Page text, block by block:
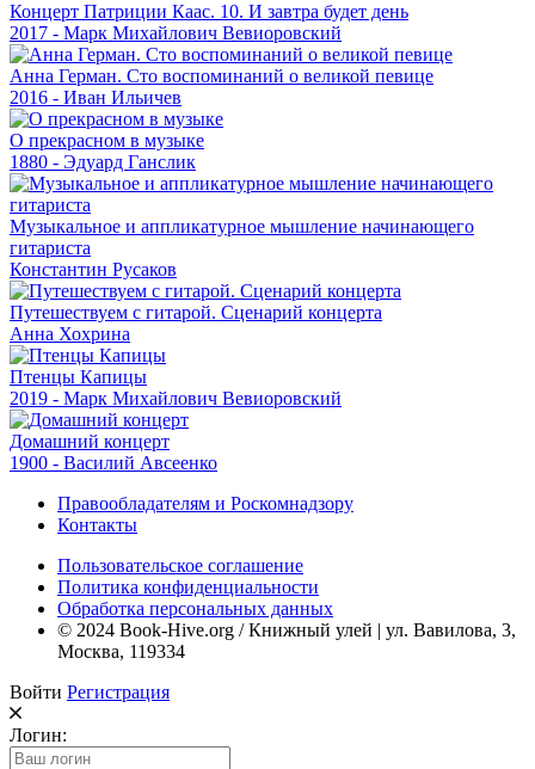
Концерт Патриции Каас. 10. И завтра будет день
2017 - Марк Михайлович Вевиоровский
Анна Герман. Сто воспоминаний о великой певице
2016 - Иван Ильичев
О прекрасном в музыке
1880 - Эдуард Ганслик
Музыкальное и аппликатурное мышление начинающего
гитариста
Константин Русаков
Путешествуем с гитарой. Сценарий концерта
Анна Хохрина
Птенцы Капицы
2019 - Марк Михайлович Вевиоровский
Домашний концерт
1900 - Василий Авсеенко
Правообладателям и Роскомнадзору
Контакты
Пользовательское соглашение
Политика конфиденциальности
Обработка персональных данных
© 2024 Book-Hive.org / Книжный улей | ул. Вавилова, 3,
Москва, 119334
Войти Регистрация
Логин: